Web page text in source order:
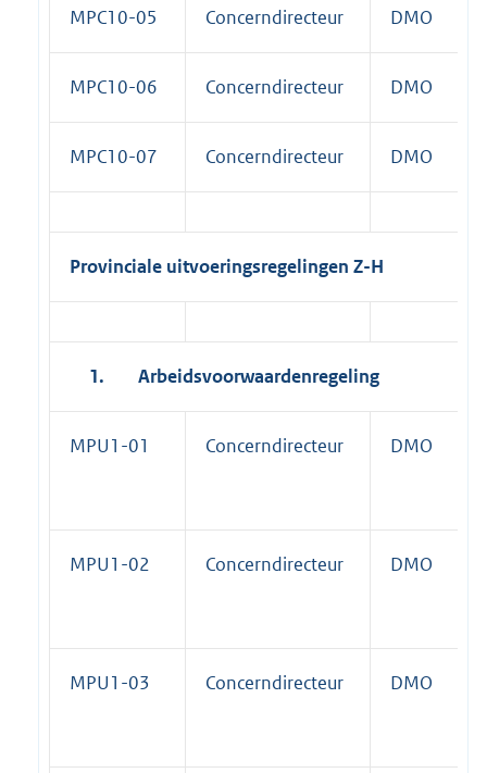
MPC10-05 Concerndirecteur DMO
MPC10-06 Concerndirecteur DMO
MPC10-07 Concerndirecteur DMO
Provinciale uitvoeringsregelingen Z-H
1. Arbeidsvoorwaardenregeling
MPU1-01 Concerndirecteur DMO
MPU1-02 Concerndirecteur DMO
MPU1-03 Concerndirecteur DMO